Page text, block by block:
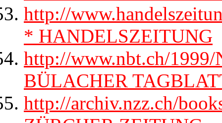
http://
* HANDELSZEITUNG
http://www.nbt.ch/
BÜLACHER
http://archiv.nzz.ch/